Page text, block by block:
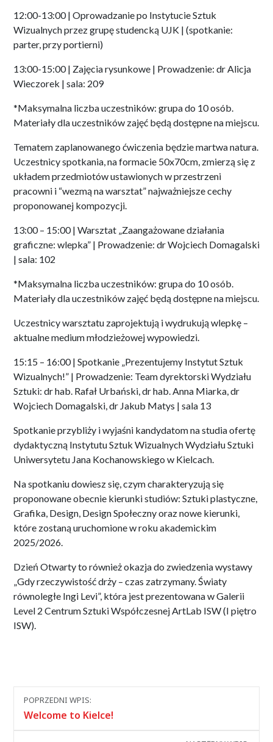
12:00-13:00 | Oprowadzanie po Instytucie Sztuk
Wizualnych przez grupę studencką UJK | (spotkanie:
parter, przy portierni)
13:00-15:00 | Zajęcia rysunkowe | Prowadzenie: dr Alicja
Wieczorek | sala: 209
*Maksymalna liczba uczestników: grupa do 10 osób.
Materiały dla uczestników zajęć będą dostępne na miejscu.
Tematem zaplanowanego ćwiczenia będzie martwa natura.
Uczestnicy spotkania, na formacie 50x70cm, zmierzą się z
układem przedmiotów ustawionych w przestrzeni
pracowni i “wezmą na warsztat” najważniejsze cechy
proponowanej kompozycji.
13:00 – 15:00 | Warsztat „Zaangażowane działania
graficzne: wlepka” | Prowadzenie: dr Wojciech Domagalski
| sala: 102
*Maksymalna liczba uczestników: grupa do 10 osób.
Materiały dla uczestników zajęć będą dostępne na miejscu.
Uczestnicy warsztatu zaprojektują i wydrukują wlepkę –
aktualne medium młodzieżowej wypowiedzi.
15:15 – 16:00 | Spotkanie „Prezentujemy Instytut Sztuk
Wizualnych!” | Prowadzenie: Team dyrektorski Wydziału
Sztuki: dr hab. Rafał Urbański, dr hab. Anna Miarka, dr
Wojciech Domagalski, dr Jakub Matys | sala 13
Spotkanie przybliży i wyjaśni kandydatom na studia ofertę
dydaktyczną Instytutu Sztuk Wizualnych Wydziału Sztuki
Uniwersytetu Jana Kochanowskiego w Kielcach.
Na spotkaniu dowiesz się, czym charakteryzują się
proponowane obecnie kierunki studiów: Sztuki plastyczne,
Grafika, Design, Design Społeczny oraz nowe kierunki,
które zostaną uruchomione w roku akademickim
2025/2026.
Dzień Otwarty to również okazja do zwiedzenia wystawy
„Gdy rzeczywistość drży – czas zatrzymany. Światy
równoległe Ingi Levi”, która jest prezentowana w Galerii
Level 2 Centrum Sztuki Współczesnej ArtLab ISW (I piętro
ISW).
Nawigacja
między
POPRZEDNI WPIS:
Welcome to Kielce!